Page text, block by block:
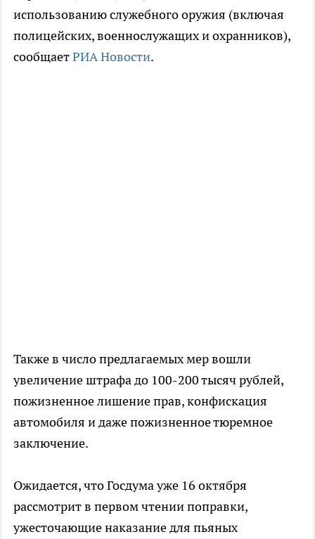
использованию служебного оружия (включая
полицейских, военнослужащих и охранников),
сообщаетРИА Новости.
Также в число предлагаемых мер вошли
увеличение штрафа до 100-200 тысяч рублей,
пожизненное лишение прав, конфискация
автомобиля и даже пожизненное тюремное
заключение.
Ожидается, что Госдума уже 16 октября
рассмотрит в первом чтении поправки,
ужесточающие наказание для пьяных